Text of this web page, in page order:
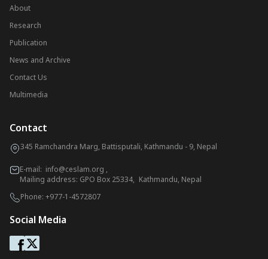
About
Research
Publication
News and Archive
Contact Us
Multimedia
Contact
345 Ramchandra Marg, Battisputali, Kathmandu - 9, Nepal
E-mail: info@ceslam.org ,
Mailing address: GPO Box 25334, Kathmandu, Nepal
Phone: +977-1-4572807
Social Media